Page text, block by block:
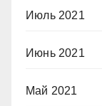
Июль 2021
Июнь 2021
Май 2021